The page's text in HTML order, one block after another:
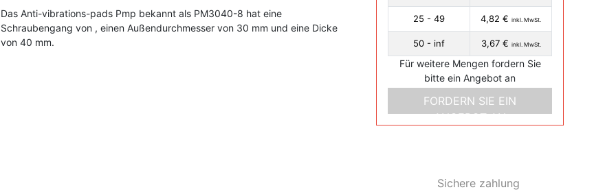
Das Anti-vibrations-pads Pmp bekannt als PM3040-8 hat eine
Schraubengang von , einen Außendurchmesser von 30 mm und eine Dicke
von 40 mm.
25 - 49 4,82 € inkl. MwSt.
50 - inf 3,67 € inkl. MwSt.
Für weitere Mengen fordern Sie
bitte ein Angebot an
FORDERN SIE EIN
ANGEBOT AN
Sichere zahlung